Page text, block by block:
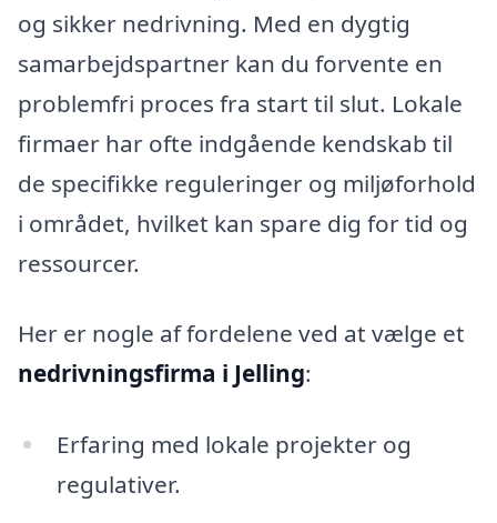
og sikker nedrivning. Med en dygtig
samarbejdspartner kan du forvente en
problemfri proces fra start til slut. Lokale
firmaer har ofte indgående kendskab til
de specifikke reguleringer og miljøforhold
i området, hvilket kan spare dig for tid og
ressourcer.
Her er nogle af fordelene ved at vælge et
nedrivningsfirma i Jelling:
Erfaring med lokale projekter og
regulativer.